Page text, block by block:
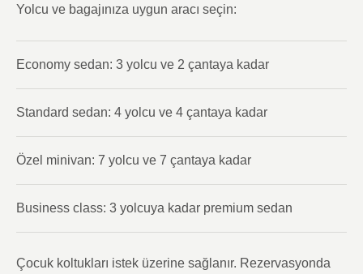
Yolcu ve bagajınıza uygun aracı seçin:
Economy sedan: 3 yolcu ve 2 çantaya kadar
Standard sedan: 4 yolcu ve 4 çantaya kadar
Özel minivan: 7 yolcu ve 7 çantaya kadar
Business class: 3 yolcuya kadar premium sedan
Çocuk koltukları istek üzerine sağlanır. Rezervasyonda